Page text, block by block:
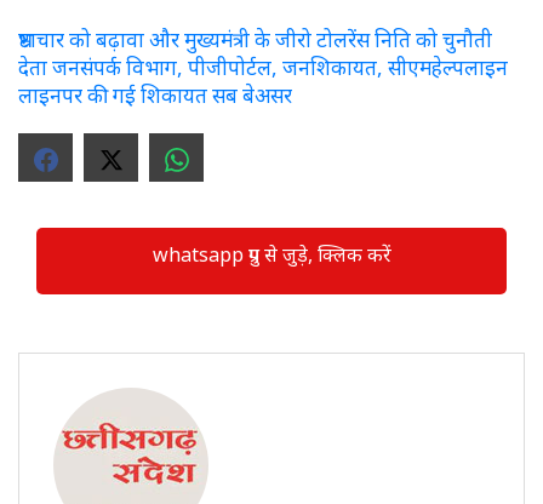
भ्रष्टाचार को बढ़ावा और मुख्यमंत्री के जीरो टोलरेंस निति को चुनौती
देता जनसंपर्क विभाग, पीजीपोर्टल, जनशिकायत, सीएमहेल्पलाइन
लाइनपर की गई शिकायत सब बेअसर
whatsapp ग्रुप से जुड़े, क्लिक करें